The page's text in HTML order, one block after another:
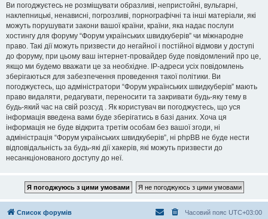
Ви погоджуєтесь не розміщувати образливі, непристойні, вульгарні,
наклепницькі, ненависні, погрозливі, порнографічні та інші матеріали, які
можуть порушувати закони вашої країни, країни, яка надає послуги
хостингу для форуму “Форум українських швидкуберів” чи міжнародне
право. Такі дії можуть призвести до негайної і постійної відмови у доступі
до форуму, при цьому ваш інтернет-провайдер буде повідомлений про це,
якщо ми будемо вважати це за необхідне. IP-адреси усіх повідомлень
зберігаються для забезпечення проведення такої політики. Ви
погоджуєтесь, що адміністратори “Форум українських швидкуберів” мають
право видаляти, редагувати, переносити та закривати будь-яку тему в
будь-який час на свій розсуд . Як користувач ви погоджуєтесь, що уся
інформація введена вами буде зберігатись в базі даних. Хоча ця
інформація не буде відкрита третім особам без вашої згоди, ні
адміністрація “Форум українських швидкуберів”, ні phpBB не буде нести
відповідальність за будь-які дії хакерів, які можуть призвести до
несанкціонованого доступу до неї.
Список форумів Часовий пояс UTC+03:00